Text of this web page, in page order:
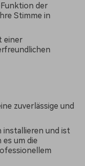
der
Stimme in
einer
zuverlässige und
installieren und ist
es um die